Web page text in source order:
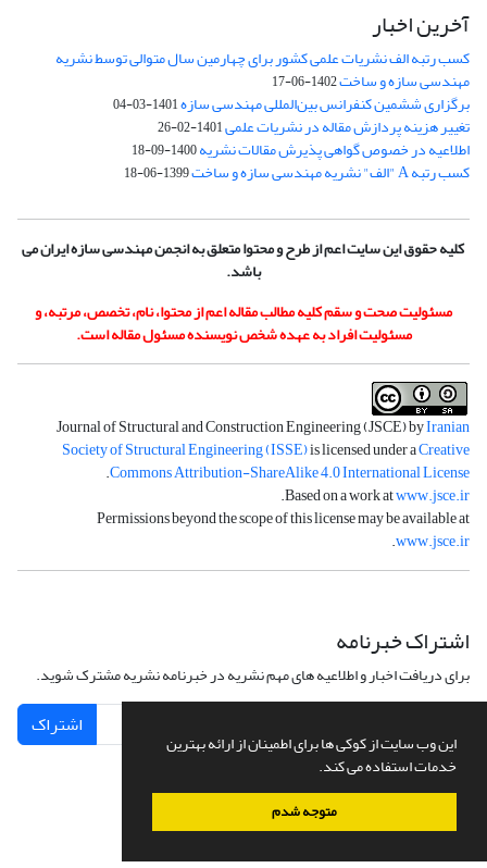
این وب سایت از کوکی ها برای اطمینان از ارائه بهترین
خدمات استفاده می کند.
متوجه شدم
آخرین اخبار
کسب رتبه الف نشریات علمی کشور برای چهارمین سال متوالی توسط نشریه
مهندسی سازه و ساخت1402-06-17
برگزاری ششمین کنفرانس بین‌المللی مهندسی سازه1401-03-04
تغییر هزینه پردازش مقاله در نشریات علمی1401-02-26
اطلاعیه در خصوص گواهی پذیرش مقالات نشریه1400-09-18
کسب رتبه A "الف" نشریه مهندسی سازه و ساخت 1399-06-18
کلیه حقوق این سایت اعم از طرح و محتوا متعلق به انجمن مهندسی سازه ایران می
باشد.
مسئولیت صحت و سقم کلیه مطالب مقاله اعم از محتوا، نام، تخصص، مرتبه، و
مسئولیت افراد به عهده شخص نویسنده مسئول مقاله است.
Journal of Structural and Construction Engineering (JSCE) byIranian
Society of Structural Engineering (ISSE)is licensed under aCreative
Commons Attribution-ShareAlike 4.0 International License
.
Based on a work atwww.jsce.ir
.
Permissions beyond the scope of this license may be available at
www.jsce.ir
.
اشتراک خبرنامه
برای دریافت اخبار و اطلاعیه های مهم نشریه در خبرنامه نشریه مشترک شوید.
اشتراک
سامانه مدیریت نشریات علمی.طراحی و پیاده سازی ازسیناوب